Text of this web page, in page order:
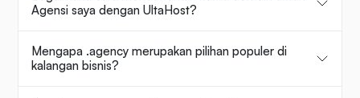
Agensi saya dengan UltaHost?
Mengapa .agency merupakan pilihan populer di
kalangan bisnis?